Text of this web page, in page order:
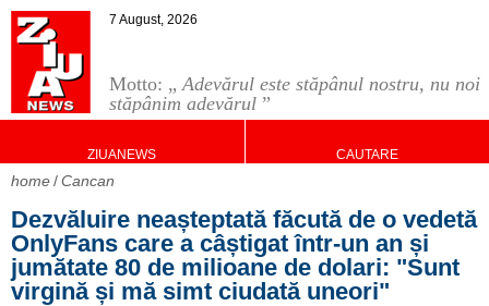
Motto: „Adevărul este stăpânul nostru, nu noi
stăpânim adevărul ”
7 August, 2026
ZIUANEWS CAUTARE
home Cancan
Dezvăluire neașteptată făcută de o vedetă
OnlyFans care a câștigat într-un an și
jumătate 80 de milioane de dolari: "Sunt
virgină și mă simt ciudată uneori"